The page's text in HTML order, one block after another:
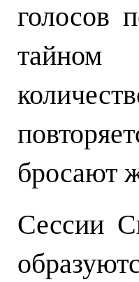
голосов
тайном
бросают
Сессии